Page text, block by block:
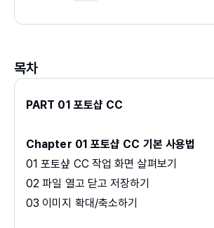
- 모바일 UI/UX 디자인 실무(2020)
- UI 디자인과 프로토타이핑을 위한
XD(2020)
- design school 포토샵 CC
- design school 일러스트레이터
목차
PART 01 포토샵 CC
Chapter 01 포토샵 CC 기본 사용법
01 포토샾 CC 작업 화면 살펴보기
02 파일 열고 닫고 저장하기
03 이미지 확대/축소하기